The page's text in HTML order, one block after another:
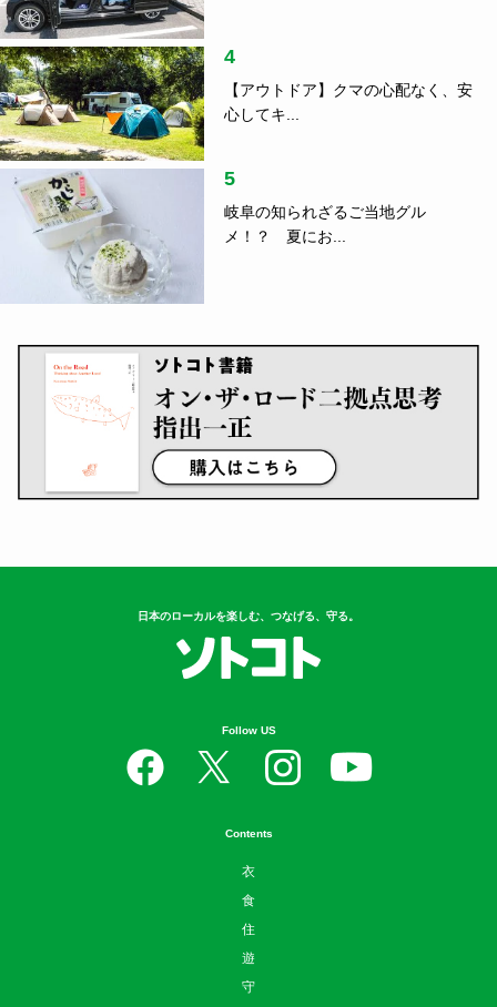
4
【アウトドア】クマの心配なく、安
心してキ...
5
岐阜の知られざるご当地グル
メ！？ 夏にお...
日本のローカルを楽しむ、つなげる、守る。
Follow US
Contents
衣
食
住
遊
守